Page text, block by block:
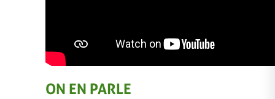
ON EN PARLE